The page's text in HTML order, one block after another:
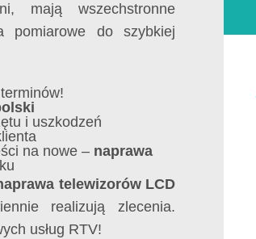
mają wszechstronne
pomiarowe do szybkiej
i uszkodzeń
na nowe – naprawa
telewizorów LCD
realizują zlecenia.
usług RTV!